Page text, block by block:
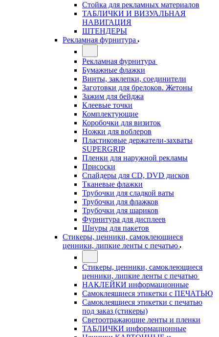
Стойка для рекламных материалов
ТАБЛИЧКИ И ВИЗУАЛЬНАЯ
НАВИГАЦИЯ
ШТЕНДЕРЫ
Рекламная фурнитура
Рекламная фурнитура
Бумажные флажки
Винты, заклепки, соединители
Заготовки для брелоков. Жетоны
Зажим для бейджа
Клеевые точки
Комплектующие
Коробочки для визиток
Ножки для воблеров
Пластиковые держатели-захваты
SUPERGRIP
Пленки для наружной рекламы
Присоски
Спайдеры для CD, DVD дисков
Тканевые флажки
Трубочки для сладкой ваты
Трубочки для флажков
Трубочки для шариков
Фурнитура для дисплеев
Шнуры для пакетов
Стикеры, ценники, самоклеющиеся
ценники, липкие ленты с печатью
Стикеры, ценники, самоклеющиеся
ценники, липкие ленты с печатью
НАКЛЕЙКИ информационные
Самоклеящиеся этикетки с ПЕЧАТЬЮ
Самоклеящиеся этикетки с печатью
под заказ (стикеры)
Светоотражающие ленты и пленки
ТАБЛИЧКИ информационные